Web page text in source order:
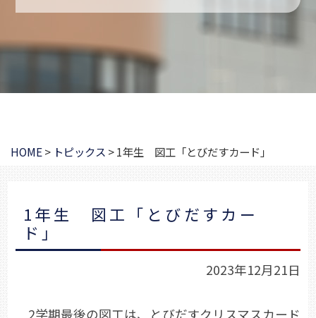
HOME> トピックス >1年生 図工「とびだすカード」
1年生 図工「とびだすカー
ド」
2023年12月21日
2学期最後の図工は、とびだすクリスマスカード